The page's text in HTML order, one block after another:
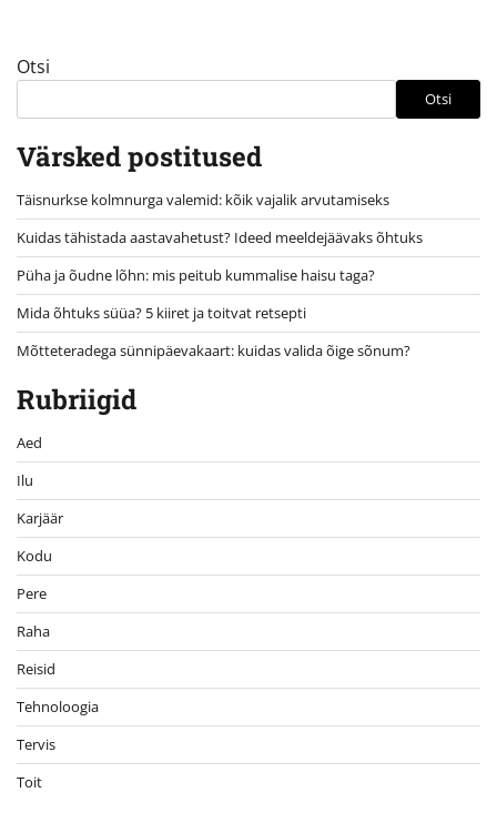
Otsi
Otsi
Värsked postitused
Täisnurkse kolmnurga valemid: kõik vajalik arvutamiseks
Kuidas tähistada aastavahetust? Ideed meeldejäävaks õhtuks
Püha ja õudne lõhn: mis peitub kummalise haisu taga?
Mida õhtuks süüa? 5 kiiret ja toitvat retsepti
Mõtteteradega sünnipäevakaart: kuidas valida õige sõnum?
Rubriigid
Aed
Ilu
Karjäär
Kodu
Pere
Raha
Reisid
Tehnoloogia
Tervis
Toit